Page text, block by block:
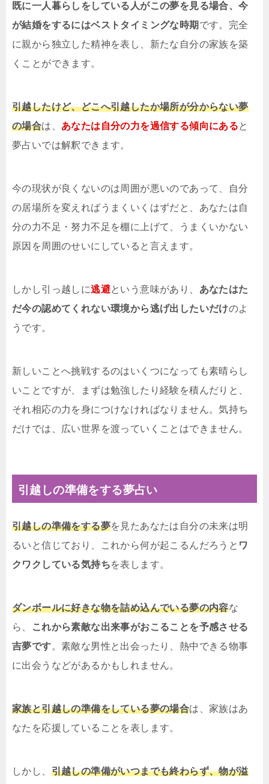
既に一人暮らしをしている人がこの夢を見る場合、今
が結婚をするにはベストタイミングな時期 です。完全
に親から独立した精神を表し、新たな自分の家族を築
くことができます。
引越したけど、どこへ引越したか場所が分からない夢
の場合は、 あなたは自分の力を過信する傾向にあると
夢占いでは解釈できます。
今の現状が良くないのは周囲が悪いのであって、自分
の居場所を変えればうまくいくはずだと、あなたは自
分の力不足・努力不足を棚に上げて、うまくいかない
原因を周囲のせいにしていると言えます。
しかし引っ越しに逃避という意味があり、 あなたはた
だ今の認めてくれない環境から逃げ出したいだけのよ
うです。
新しいことへ挑戦するのはいくつになっても素晴らし
いことですが、まずは勉強したり経験を積んだりと、
それ相応の力を身につけなければなりません。気持ち
だけでは、広い世界を渡っていくことはできません。
引越しの準備をする夢占い
引越しの準備をする夢を見たあなたは自分の未来は明
るいと信じており、これから何が起こるんだろうと ワ
クワクしている気持ちを表します。
ダンボールに好きな物を詰め込んでいる夢の内容な
ら、
これから素敵な出来事がおこることを予感させる
吉夢です。素敵な男性と出会ったり、熱中できる物事
に出会うなどがあるかもしれません。
家族と引越しの準備をしている夢の場合は、家族はあ
なたを応援していることを表します。
しかし、 引越しの準備がいつまでも終わらず、物が溢